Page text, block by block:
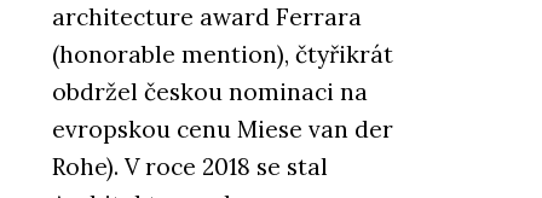
architecture award Ferrara
(honorable mention), čtyřikrát
obdržel českou nominaci na
evropskou cenu Miese van der
Rohe). V roce 2018 se stal